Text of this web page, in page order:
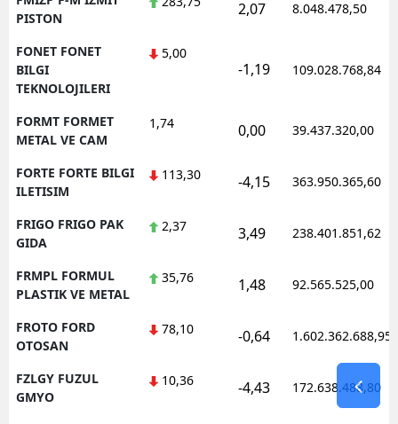
PISTON
2,07 8.048.478,50
FONET FONET
BILGI
TEKNOLOJILERI
5,00
-1,19 109.028.768,84
FORMT FORMET
METAL VE CAM
1,74 0,00 39.437.320,00
FORTE FORTE BILGI
ILETISIM
113,30 -4,15 363.950.365,60
FRIGO FRIGO PAK
GIDA
2,37 3,49 238.401.851,62
FRMPL FORMUL
PLASTIK VE METAL
35,76 1,48 92.565.525,00
FROTO FORD
OTOSAN
78,10 -0,64 1.602.362.688,95
FZLGY FUZUL
GMYO
10,36 -4,43 172.638.488,80